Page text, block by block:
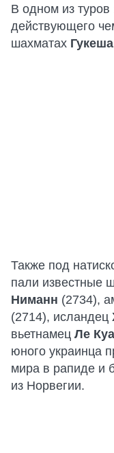
В одном из туров
действующего
шахматах
Также под
пали известные
Ниманн (2734),
(2714), исландец
вьетнамец Ле
юного украинца
мира в рапиде и
из Норвегии.